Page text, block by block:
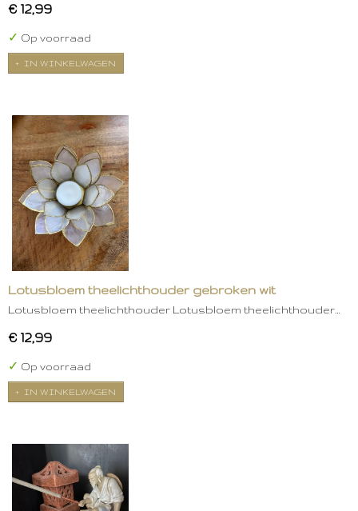
€ 12,99
✓ Op voorraad
IN WINKELWAGEN
Lotusbloem theelichthouder gebroken wit
Lotusbloem theelichthouder Lotusbloem theelichthouder…
€ 12,99
✓ Op voorraad
IN WINKELWAGEN